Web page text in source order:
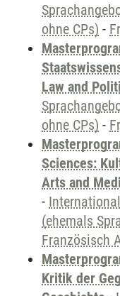
ohne CPs) -
Law and
ohne CPs) -
Sciences:
Arts and
-
(ehemals
Französisch
Kritik der